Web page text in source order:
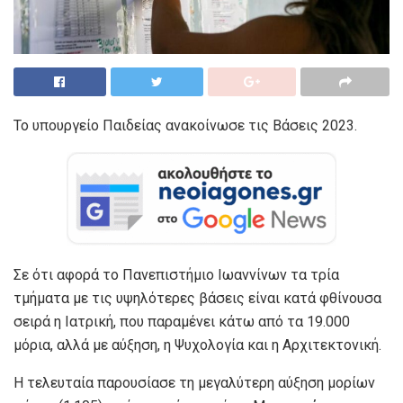
Το υπουργείο Παιδείας ανακοίνωσε τις Βάσεις 2023.
Σε ότι αφορά το Πανεπιστήμιο Ιωαννίνων τα τρία
τμήματα με τις υψηλότερες βάσεις είναι κατά φθίνουσα
σειρά η Ιατρική, που παραμένει κάτω από τα 19.000
μόρια, αλλά με αύξηση, η Ψυχολογία και η Αρχιτεκτονική.
Η τελευταία παρουσίασε τη μεγαλύτερη αύξηση μορίων